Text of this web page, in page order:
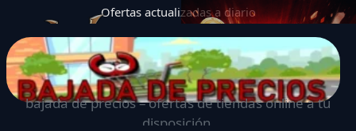
Ofertas actualizadas a diario
bajada de precios – ofertas de tiendas online a tu
disposición.